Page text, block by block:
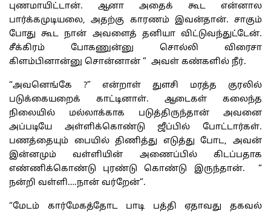
புணமாயிட்டான். ஆனா அதைக் கூட என்னால
பார்க்கமுடியலை, அதற்கு காரணம் இவன்தான். சாகும்
போது கூட நான் அவளைத் தனியா விட்டுவந்துட்டேன்.
சீக்கிரம் போகணுன்னு சொல்லி விரைசா
கிளம்பினான்னு சொன்னான் ” அவள் கண்களில் நீர்.
“அவனெங்கே ?” என்றாள் துளசி மரத்த குரலில்
படுக்கையறைக் காட்டினாள். ஆடைகள் கலைந்த
நிலையில் மல்லாக்காக படுத்திருந்தான் அவனை
அப்படியே அள்ளிக்கொண்டு ஜீப்பில் போட்டார்கள்.
பணத்தையும் பையில் திணித்து எடுத்து போட, அவன்
இன்னமும் வள்ளியின் அணைப்பில் கிடப்பதாக
எண்ணிக்கொண்டு புரண்டு கொண்டு இருந்தான். “
நன்றி வள்ளி….நான் வர்றேன்”.
“மேடம் கார்மேகத்தோட பாடி பத்தி ஏதாவது தகவல்